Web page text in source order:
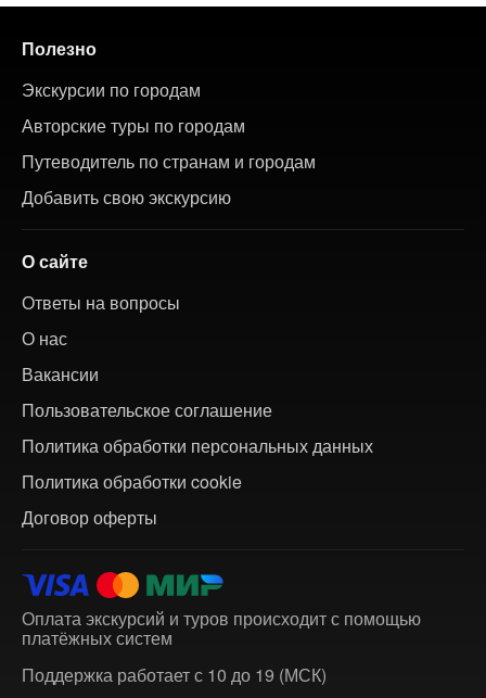
Полезно
Экскурсии по городам
Авторские туры по городам
Путеводитель по странам и городам
Добавить свою экскурсию
О сайте
Ответы на вопросы
О нас
Вакансии
Пользовательское соглашение
Политика обработки персональных данных
Политика обработки cookie
Договор оферты
Оплата экскурсий и туров происходит с помощью
платёжных систем
Поддержка работает с 10 до 19 (МСК)